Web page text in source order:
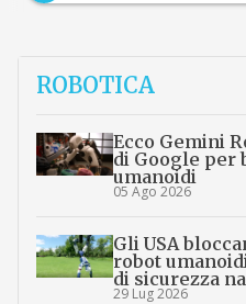
ROBOTICA
Ecco Gemini
di Google per
umanoidi
05 Ago 2026
Gli USA
robot
di sicurezza
29 Lug 2026